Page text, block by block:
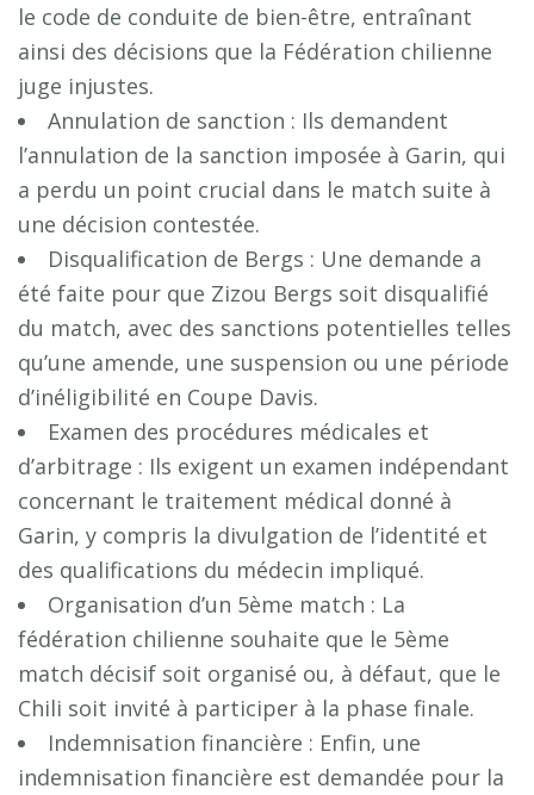
le code de conduite de bien-être, entraînant
ainsi des décisions que la Fédération chilienne
juge injustes.
Annulation de sanction : Ils demandent
l’annulation de la sanction imposée à Garin, qui
a perdu un point crucial dans le match suite à
une décision contestée.
Disqualification de Bergs : Une demande a
été faite pour que Zizou Bergs soit disqualifié
du match, avec des sanctions potentielles telles
qu’une amende, une suspension ou une période
d’inéligibilité en Coupe Davis.
Examen des procédures médicales et
d’arbitrage : Ils exigent un examen indépendant
concernant le traitement médical donné à
Garin, y compris la divulgation de l’identité et
des qualifications du médecin impliqué.
Organisation d’un 5ème match : La
fédération chilienne souhaite que le 5ème
match décisif soit organisé ou, à défaut, que le
Chili soit invité à participer à la phase finale.
Indemnisation financière : Enfin, une
indemnisation financière est demandée pour la